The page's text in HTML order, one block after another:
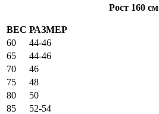
Рост 160 см
ВЕС РАЗМЕР
60
44-46
65
44-46
70
46
75
48
80
50
85
52-54